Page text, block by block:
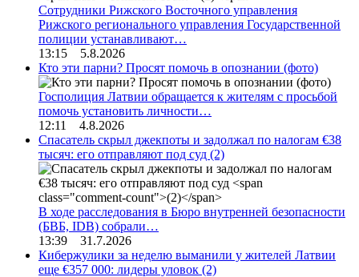
Сотрудники Рижского Восточного управления
Рижского регионального управления Государственной
полиции устанавливают…
13:15 5.8.2026
Кто эти парни? Просят помочь в опознании (фото)
Госполиция Латвии обращается к жителям с просьбой
помочь установить личности…
12:11 4.8.2026
Спасатель скрыл джекпоты и задолжал по налогам €38
тысяч: его отправляют под суд (2)
В ходе расследования в Бюро внутренней безопасности
(БВБ, IDB) собрали…
13:39 31.7.2026
Кибержулики за неделю выманили у жителей Латвии
еще €357 000: лидеры уловок (2)